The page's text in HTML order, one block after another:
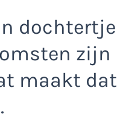
dochtertje
zijn
maakt dat